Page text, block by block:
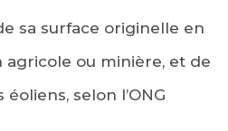
sa surface originelle en
agricole ou minière, et de
selon l’ONG